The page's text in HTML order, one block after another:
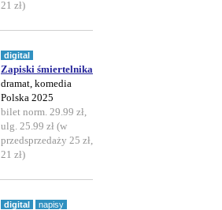
21 zł)
digital
Zapiski śmiertelnika
dramat, komedia
Polska 2025
bilet norm. 29.99 zł,
ulg. 25.99 zł (w
przedsprzedaży 25 zł,
21 zł)
digital napisy